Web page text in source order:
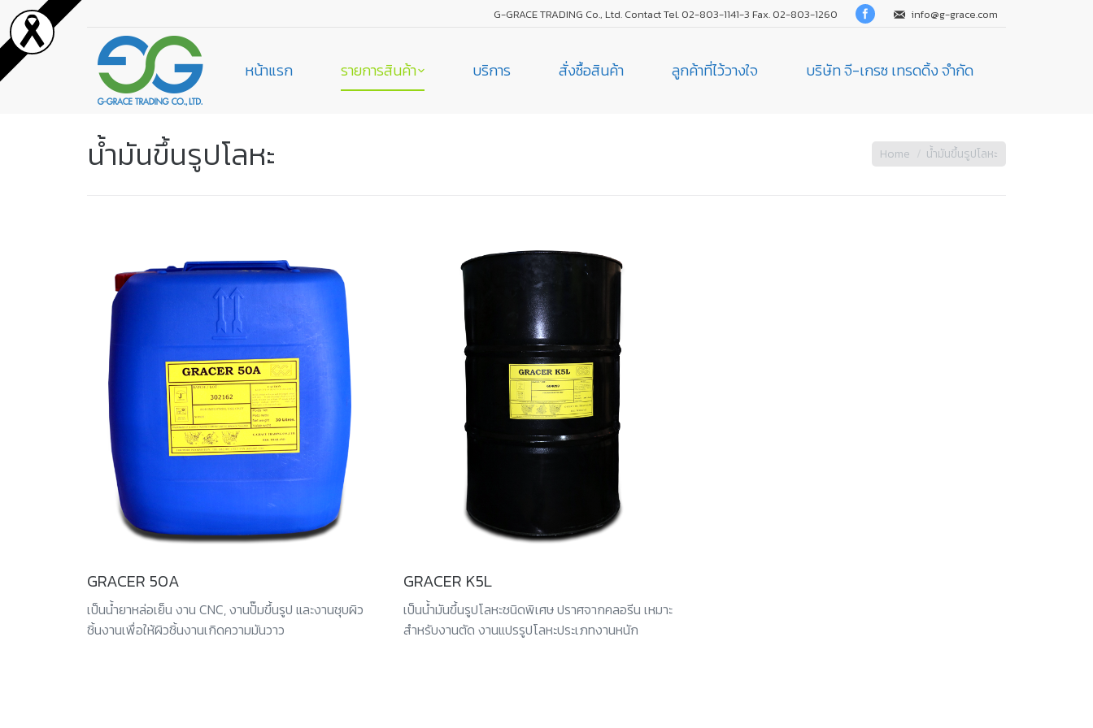
G-GRACE TRADING Co., Ltd. Contact Tel. 02-803-1141-3 Fax. 02-803-1260 info@g-grace.com
หน้าแรก รายการสินค้า บริการ สั่งซื้อสินค้า ลูกค้าที่ไว้วางใจ บริษัท จี-เกรซ เทรดดิ้ง จำกัด
น้ำมันขึ้นรูปโลหะ Home น้ำมันขึ้นรูปโลหะ
GRACER 50A
เป็นน้ำยาหล่อเย็น งาน CNC, งานปั๊มขึ้นรูป และงานชุบผิว
ชิ้นงานเพื่อให้ผิวชิ้นงานเกิดความมันวาว
GRACER K5L
เป็นน้ำมันขึ้นรูปโลหะชนิดพิเศษ ปราศจากคลอรีน เหมาะ
สำหรับงานตัด งานแปรรูปโลหะประเภทงานหนัก